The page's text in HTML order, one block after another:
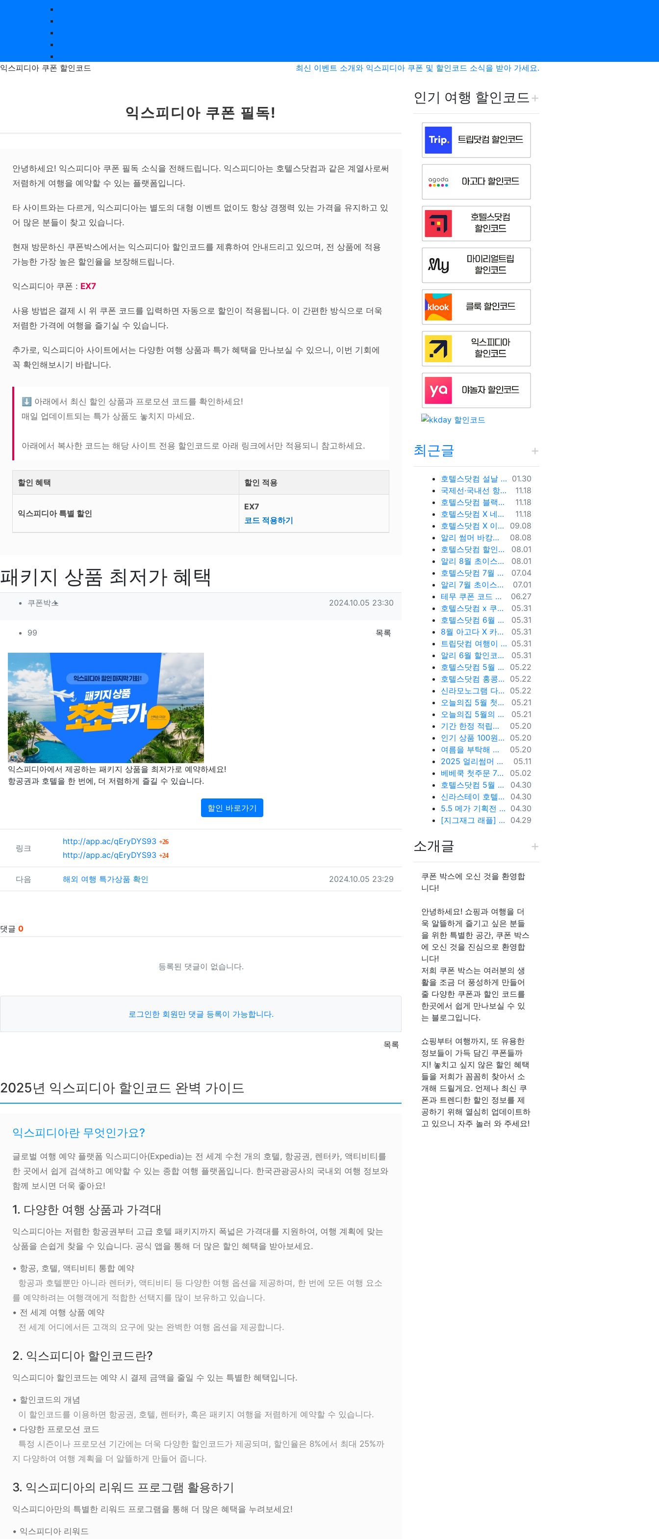
익스피디아 쿠폰 할인코드
최신 이벤트 소개와 익스피디아 쿠폰 및 할인코드 소식을 받아 가세요.
익스피디아 쿠폰 필독!
안녕하세요! 익스피디아 쿠폰 필독 소식을 전해드립니다. 익스피디아는 호텔스닷컴과 같은 계열사로써
저렴하게 여행을 예약할 수 있는 플랫폼입니다.
타 사이트와는 다르게, 익스피디아는 별도의 대형 이벤트 없이도 항상 경쟁력 있는 가격을 유지하고 있
어 많은 분들이 찾고 있습니다.
현재 방문하신 쿠폰박스에서는 익스피디아 할인코드를 제휴하여 안내드리고 있으며, 전 상품에 적용
가능한 가장 높은 할인율을 보장해드립니다.
익스피디아 쿠폰 : EX7
사용 방법은 결제 시 위 쿠폰 코드를 입력하면 자동으로 할인이 적용됩니다. 이 간편한 방식으로 더욱
저렴한 가격에 여행을 즐기실 수 있습니다.
추가로, 익스피디아 사이트에서는 다양한 여행 상품과 특가 혜택을 만나보실 수 있으니, 이번 기회에
꼭 확인해보시기 바랍니다.
⬇️ 아래에서 최신 할인 상품과 프로모션 코드를 확인하세요!
매일 업데이트되는 특가 상품도 놓치지 마세요.
아래에서 복사한 코드는 해당 사이트 전용 할인코드로 아래 링크에서만 적용되니 참고하세요.
할인 혜택 할인 적용
익스피디아 특별 할인
EX7
코드 적용하기
패키지 상품 최저가 혜택
작성자 정보
쿠폰박스 작성일
2024.10.05 23:30
컨텐츠 정보
99 목록
본문
익스피디아에서 제공하는 패키지 상품을 최저가로 예약하세요!
항공권과 호텔을 한 번에, 더 저렴하게 즐길 수 있습니다.
할인 바로가기
링크
http://app.ac/qEryDYS93 26회 연결
http://app.ac/qEryDYS93
24회 연결
다음 해외 여행 특가상품 확인 작성일
2024.10.05 23:29
댓글 0
등록된 댓글이 없습니다.
로그인한 회원만 댓글 등록이 가능합니다.
목록
2025년 익스피디아 할인코드 완벽 가이드
익스피디아란 무엇인가요?
글로벌 여행 예약 플랫폼 익스피디아(Expedia)는 전 세계 수천 개의 호텔, 항공권, 렌터카, 액티비티를
한 곳에서 쉽게 검색하고 예약할 수 있는 종합 여행 플랫폼입니다. 한국관광공사의 국내외 여행 정보와
함께 보시면 더욱 좋아요!
1. 다양한 여행 상품과 가격대
익스피디아는 저렴한 항공권부터 고급 호텔 패키지까지 폭넓은 가격대를 지원하여, 여행 계획에 맞는
상품을 손쉽게 찾을 수 있습니다. 공식 앱을 통해 더 많은 할인 혜택을 받아보세요.
• 항공, 호텔, 액티비티 통합 예약
항공과 호텔뿐만 아니라 렌터카, 액티비티 등 다양한 여행 옵션을 제공하며, 한 번에 모든 여행 요소
를 예약하려는 여행객에게 적합한 선택지를 많이 보유하고 있습니다.
• 전 세계 여행 상품 예약
전 세계 어디에서든 고객의 요구에 맞는 완벽한 여행 옵션을 제공합니다.
2. 익스피디아 할인코드란?
익스피디아 할인코드는 예약 시 결제 금액을 줄일 수 있는 특별한 혜택입니다.
• 할인코드의 개념
이 할인코드를 이용하면 항공권, 호텔, 렌터카, 혹은 패키지 여행을 저렴하게 예약할 수 있습니다.
• 다양한 프로모션 코드
특정 시즌이나 프로모션 기간에는 더욱 다양한 할인코드가 제공되며, 할인율은 8%에서 최대 25%까
지 다양하여 여행 계획을 더 알뜰하게 만들어 줍니다.
3. 익스피디아의 리워드 프로그램 활용하기
익스피디아만의 특별한 리워드 프로그램을 통해 더 많은 혜택을 누려보세요!
• 익스피디아 리워드
인기 여행 할인코드
최근글
등록일
01.30
호텔스닷컴 설날 특가
등록일
11.18
국제선·국내선 항공권 50% 할인 이벤트 총정리
등록일
11.18
호텔스닷컴 블랙프라이데이 업데이트!
등록일
11.18
호텔스닷컴 X 네이버페이 10% 11월 할인쿠폰
등록일
09.08
호텔스닷컴 X 이디야 9월 이벤트
등록일
08.08
알리 썸머 바캉스 세일!
등록일
08.01
호텔스닷컴 할인쿠폰 8월 (단독제휴 코드 및 링크)
등록일
08.01
알리 8월 초이스데이
등록일
07.04
호텔스닷컴 7월 할인코드
등록일
07.01
알리 7월 초이스데이 할인코드
등록일
06.27
테무 쿠폰 코드 할인코드 여름 세일 시작
등록일
05.31
호텔스닷컴 x 쿠폰박스(고고쿠폰)단독 제휴 할인
등록일
05.31
호텔스닷컴 6월 한정 특별 10% 할인코드
등록일
05.31
8월 아고다 X 카카오페이 프로모션
등록일
05.31
트립닷컴 여행이 더 이득! 남는 여행
등록일
05.31
알리 6월 할인코드 초이스데이
등록일
05.22
호텔스닷컴 5월 한정 10% 할인코드
등록일
05.22
호텔스닷컴 홍콩 / 마카오 특가
등록일
05.22
신라모노그램 다낭 호텔스닷컴 특별 할인
등록일
05.21
오늘의집 5월 첫구매 쿠폰
등록일
05.21
오늘의집 5월의 리빙 피크닉
등록일
05.20
기간 한정 적립급 2배 프로모션
등록일
05.20
인기 상품 100원 딜! 한정판 마켓컬리 피크닉 키트 받기
등록일
05.20
여름을 부탁해 할인 코드
등록일
05.11
2025 얼리썸머 특별 프로모션 안내
등록일
05.02
베베쿡 첫주문 7+7 프로모션
등록일
04.30
호텔스닷컴 5월 여름 특별 세일
등록일
04.30
신라스테이 호텔스닷컴 멤버 특가
등록일
04.30
5.5 메가 기획전 – 프로모션 일정 및 하이라이트
등록일
04.29
[지그재그 래플] 서울신라호텔 디럭스 룸 & 더 파크뷰 조식
소개글
쿠폰 박스에 오신 것을 환영합
니다!
안녕하세요! 쇼핑과 여행을 더
욱 알뜰하게 즐기고 싶은 분들
을 위한 특별한 공간, 쿠폰 박스
에 오신 것을 진심으로 환영합
니다!
저희 쿠폰 박스는 여러분의 생
활을 조금 더 풍성하게 만들어
줄 다양한 쿠폰과 할인 코드를
한곳에서 쉽게 만나보실 수 있
는 블로그입니다.
쇼핑부터 여행까지, 또 유용한
정보들이 가득 담긴 쿠폰들까
지! 놓치고 싶지 않은 할인 혜택
들을 저희가 꼼꼼히 찾아서 소
개해 드릴게요. 언제나 최신 쿠
폰과 트렌디한 할인 정보를 제
공하기 위해 열심히 업데이트하
고 있으니 자주 놀러 와 주세요!